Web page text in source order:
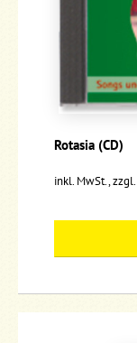
Rotasia (CD)
inkl. MwSt., zzgl.